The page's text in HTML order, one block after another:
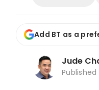
Add BT as a
Jude
Published